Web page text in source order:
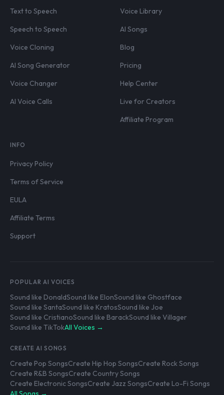
Text to Speech
Speech to Speech
Voice Cloning
AI Song Generator
Voice Changer
AI Voice Calls
Voice Library
AI Songs
Blog
Pricing
Help Center
Live for Creators
Affiliate Program
INFO
Privacy Policy
Terms of Service
EULA
Affiliate Terms
Support
POPULAR AI VOICES
Sound like DonaldSound like ElonSound like Ghostface
Sound like SantaSound like KratosSound like Joe
Sound like CristianoSound like BarackSound like Villager
Sound like TikTokAll Voices →
CREATE AI SONGS
Create Pop SongsCreate Hip Hop SongsCreate Rock Songs
Create R&B SongsCreate Country Songs
Create Electronic SongsCreate Jazz SongsCreate Lo-Fi Songs